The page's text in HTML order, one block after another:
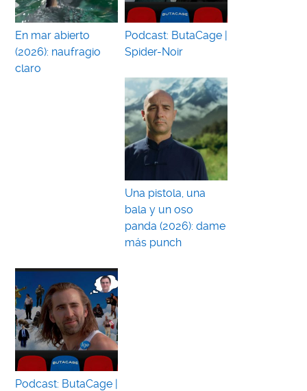
En mar abierto
(2026): naufragio
claro
Podcast: ButaCage |
Spider-Noir
Una pistola, una
bala y un oso
panda (2026): dame
más punch
Podcast: ButaCage |